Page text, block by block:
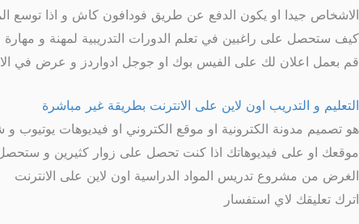
الاشخاص جيدا او يكون الدفع عن طريق فودافون كاش و اذا توسع الموضوع معك يمكنك
كيف ستحصل على راغبين في تعلم الدورات التدريبية لمهنة و
قم بعمل اعلان لك على الفيس بوك او جوجل ادواردز و عرض في
التعليم و التدريب اون لاين على الانترنت بطريقة غير مباشرة
هو تصميم مدونة الكترونية او موقع الكتروني او فيديوهات
موقعك او على فيديوهاتك اذا كنت تحصل على زوار كثيرين و ستحصل
الغرض من مشروع تدريس المواد الدراسية اون لاين على الانترنت
اترك تعليقك لاي استفسار